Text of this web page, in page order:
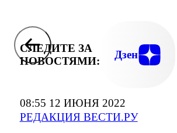
08:55 12 ИЮНЯ 2022
РЕДАКЦИЯ ВЕСТИ.РУ
СЛЕДИТЕ ЗА
НОВОСТЯМИ:
Дзен